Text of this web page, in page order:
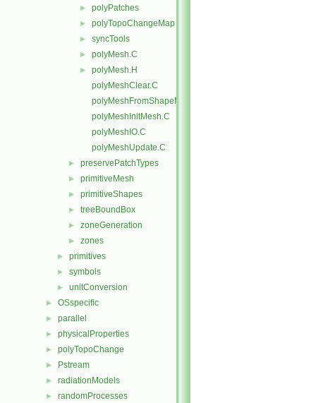
► polyPatches
► polyTopoChangeMap
► syncTools
► polyMesh.C
►
polyMesh.H
polyMeshClear.C
polyMeshFromShapeMesh.C
polyMeshInitMesh.C
polyMeshIO.C
polyMeshUpdate.C
► preservePatchTypes
► primitiveMesh
► primitiveShapes
► treeBoundBox
► zoneGeneration
► zones
► primitives
► symbols
► unitConversion
► OSspecific
► parallel
► physicalProperties
► polyTopoChange
► Pstream
► radiationModels
► randomProcesses